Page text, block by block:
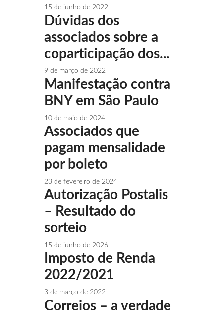
15 de junho de 2022
Dúvidas dos
associados sobre a
coparticipação dos...
9 de março de 2022
Manifestação contra
BNY em São Paulo
10 de maio de 2024
Associados que
pagam mensalidade
por boleto
23 de fevereiro de 2024
Autorização Postalis
– Resultado do
sorteio
15 de junho de 2026
Imposto de Renda
2022/2021
3 de março de 2022
Correios – a verdade